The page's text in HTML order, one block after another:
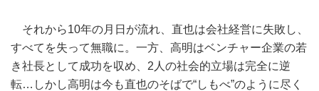
それから10年の月日が流れ、直也は会社経営に失敗し、
すべてを失って無職に。一方、高明はベンチャー企業の若
き社長として成功を収め、2人の社会的立場は完全に逆
転…しかし高明は今も直也のそばで“しもべ”のように尽く